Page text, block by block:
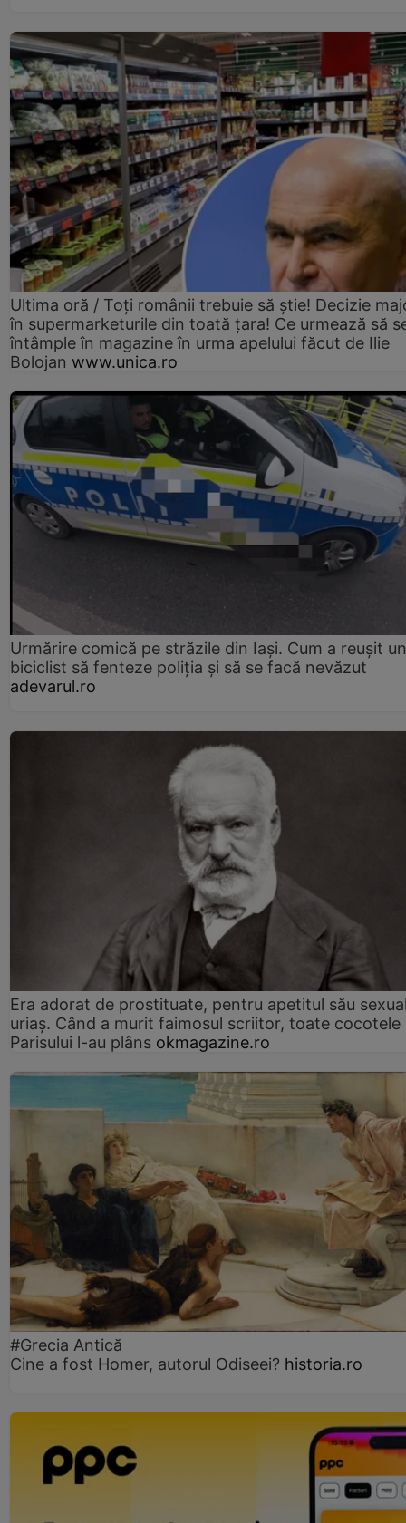
Ultima oră / Toți românii trebuie să știe! Decizie
în supermarketurile din toată țara! Ce urmează să
întâmple în magazine în urma apelului făcut de Ilie
Bolojan www.unica.ro
Urmărire comică pe străzile din Iași. Cum a reușit un
biciclist să fenteze poliția și să se facă nevăzut
adevarul.ro
Era adorat de prostituate, pentru apetitul său
uriaș. Când a murit faimosul scriitor, toate cocotele
Parisului l-au plâns okmagazine.ro
#Grecia Antică
Cine a fost Homer, autorul Odiseei? historia.ro